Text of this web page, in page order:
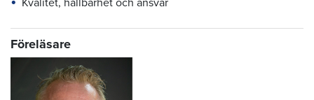
Kvalitet, hållbarhet och ansvar
Föreläsare